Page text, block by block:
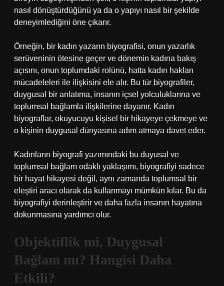
nasıl dönüştürdüğünü ya da o yapıyı nasıl bir şekilde
deneyimlediğini öne çıkarır.
Örneğin, bir kadın yazarın biyografisi, onun yazarlık
serüveninin ötesine geçer ve dönemin kadına bakış
açısını, onun toplumdaki rolünü, hatta kadın hakları
mücadeleleri ile ilişkisini ele alır. Bu tür biyografiler,
duygusal bir anlatıma, insanın içsel yolculuklarına ve
toplumsal bağlamla ilişkilerine dayanır. Kadın
biyograflar, okuyucuyu kişisel bir hikayeye çekmeye ve
o kişinin duygusal dünyasına adım atmaya davet eder.
Kadınların biyografi yazımındaki bu duyusal ve
toplumsal bağlam odaklı yaklaşımı, biyografiyi sadece
bir hayat hikayesi değil, aynı zamanda toplumsal bir
eleştiri aracı olarak da kullanmayı mümkün kılar. Bu da
biyografiyi derinleştirir ve daha fazla insanın hayatına
dokunmasına yardımcı olur.
Objektiflik mi, Duygusal
Bağlam mı? Hangisi Daha
Etkili?